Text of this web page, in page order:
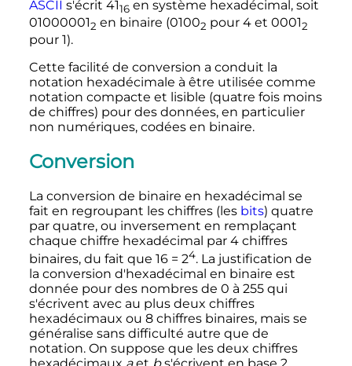
ASCII s'écrit 4116 en système hexadécimal, soit
010000012 en binaire (01002 pour 4 et 00012
pour 1).
Cette facilité de conversion a conduit la
notation hexadécimale à être utilisée comme
notation compacte et lisible (quatre fois moins
de chiffres) pour des données, en particulier
non numériques, codées en binaire.
Conversion
La conversion de binaire en hexadécimal se
fait en regroupant les chiffres (les bits) quatre
par quatre, ou inversement en remplaçant
chaque chiffre hexadécimal par 4 chiffres
binaires, du fait que 16 = 24. La justification de
la conversion d'hexadécimal en binaire est
donnée pour des nombres de 0 à 255 qui
s'écrivent avec au plus deux chiffres
hexadécimaux ou 8 chiffres binaires, mais se
généralise sans difficulté autre que de
notation. On suppose que les deux chiffres